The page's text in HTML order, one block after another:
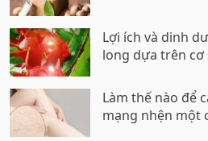
Lợi ích và dinh
long dựa trên cơ
Làm thế nào để
mạng nhện một